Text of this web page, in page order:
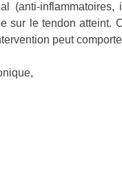
(anti-
sur le tendon atteint.
peut